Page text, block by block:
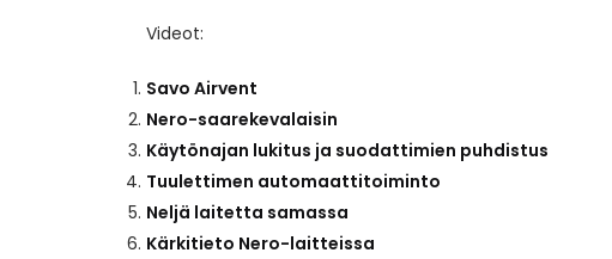
Videot:
Savo Airvent
Nero-saarekevalaisin
Käytönajan lukitus ja suodattimien puhdistus
Tuulettimen automaattitoiminto
Neljä laitetta samassa
Kärkitieto Nero-laitteissa